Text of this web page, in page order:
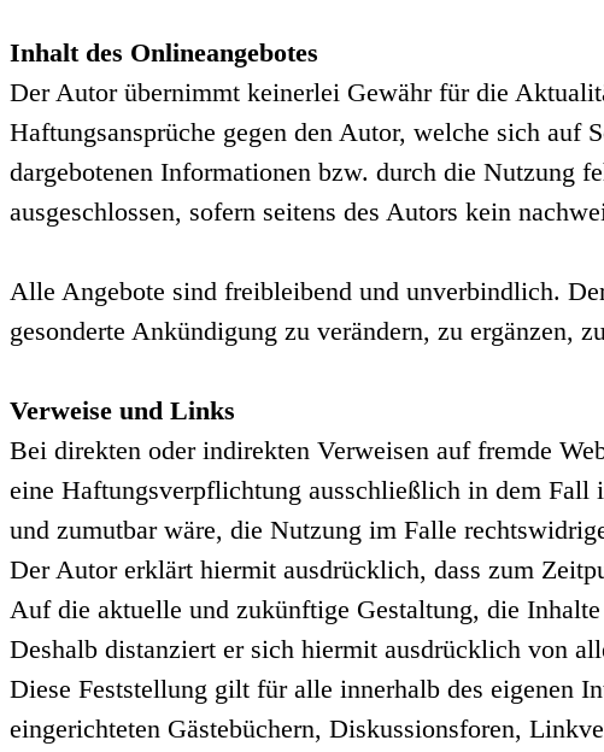
Inhalt des Onlineangebotes
Der Autor übernimmt keinerlei Gewähr für die
Haftungsansprüche gegen den Autor, welche sich
dargebotenen Informationen bzw. durch die Nutzung
ausgeschlossen, sofern seitens des Autors kein
Alle Angebote sind freibleibend und unverbindlich.
gesonderte Ankündigung zu verändern, zu ergänzen,
Verweise und Links
Bei direkten oder indirekten Verweisen auf fremde
eine Haftungsverpflichtung ausschließlich in dem
und zumutbar wäre, die Nutzung im Falle
Der Autor erklärt hiermit ausdrücklich, dass zum
Auf die aktuelle und zukünftige Gestaltung, die
Deshalb distanziert er sich hiermit ausdrücklich von
Diese Feststellung gilt für alle innerhalb des eigenen
eingerichteten Gästebüchern, Diskussionsforen,